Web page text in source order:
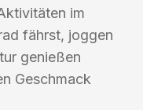
im
fährst, joggen
genießen
Geschmack